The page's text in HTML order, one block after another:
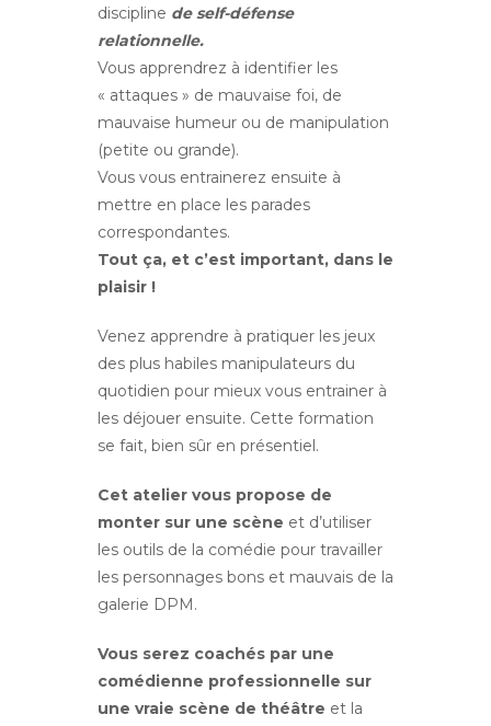
discipline de self-défense
relationnelle.
Vous apprendrez à identifier les
« attaques » de mauvaise foi, de
mauvaise humeur ou de manipulation
(petite ou grande).
Vous vous entrainerez ensuite à
mettre en place les parades
correspondantes.
Tout ça, et c’est important, dans le
plaisir !
Venez apprendre à pratiquer les jeux
des plus habiles manipulateurs du
quotidien pour mieux vous entrainer à
les déjouer ensuite. Cette formation
se fait, bien sûr en présentiel.
Cet atelier vous propose de
monter sur une scène et d’utiliser
les outils de la comédie pour travailler
les personnages bons et mauvais de la
galerie DPM.
Vous serez coachés par une
comédienne professionnelle sur
une vraie scène de théâtre et la